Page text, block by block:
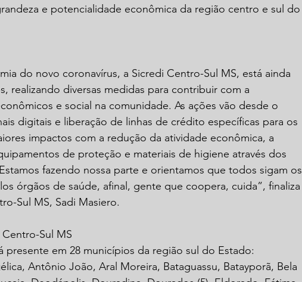
e potencialidade econômica da região centro e sul do
do novo coronavírus, a Sicredi Centro-Sul MS, está ainda
realizando diversas medidas para contribuir com a
e social na comunidade. As ações vão desde o
digitais e liberação de linhas de crédito específicas para os
impactos com a redução da atividade econômica, a
de proteção e materiais de higiene através dos
fazendo nossa parte e orientamos que todos sigam os
órgãos de saúde, afinal, gente que coopera, cuida”, finaliza
Sul MS, Sadi Masiero.
Sul MS
presente em 28 municípios da região sul do Estado:
Antônio João, Aral Moreira, Bataguassu, Batayporã, Bela